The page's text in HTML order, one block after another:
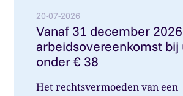
20-07-2026
Vanaf 31 december 2026
arbeidsovereenkomst
onder € 38
Het rechtsvermoeden van een